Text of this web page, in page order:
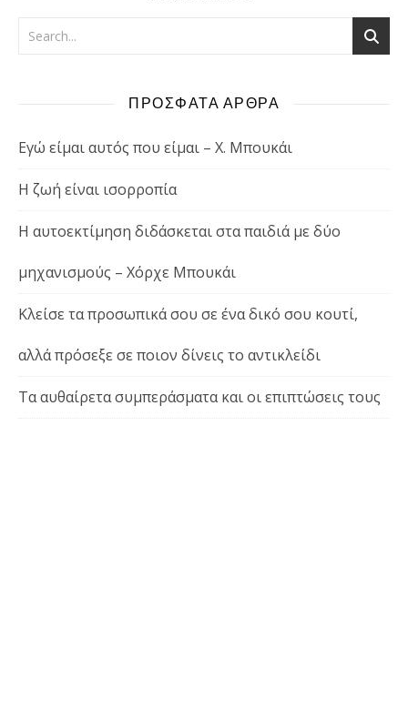
ΠΡΟΣΦΑΤΑ ΑΡΘΡΑ
Εγώ είμαι αυτός που είμαι – Χ. Μπουκάι
Η ζωή είναι ισορροπία
Η αυτοεκτίμηση διδάσκεται στα παιδιά με δύο
μηχανισμούς – Χόρχε Μπουκάι
Κλείσε τα προσωπικά σου σε ένα δικό σου κουτί,
αλλά πρόσεξε σε ποιον δίνεις το αντικλείδι
Τα αυθαίρετα συμπεράσματα και οι επιπτώσεις τους